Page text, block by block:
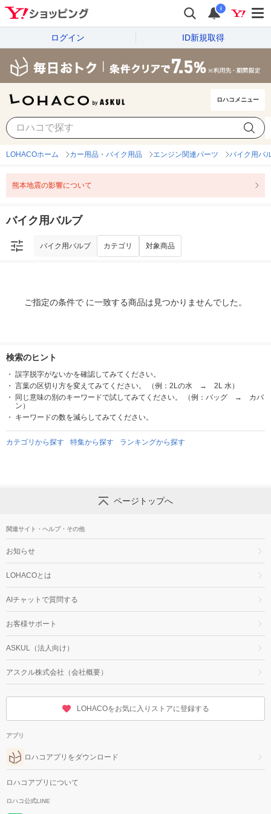
i
ログイン ID新規取得
ロハコメニュー
バイク用バルブ
LOHACOホーム カー用品・バイク用品 エンジン関連パーツ バイク用バ
熊本地震の影響について
バイク用バルブ
バイク用バルブ カテゴリ 対象商品
ご指定の条件で に一致する商品は見つかりませんでした。
検索のヒント
誤字脱字がないかを確認してみてください。
言葉の区切り方を変えてみてください。 （例：2Lの水 → 2L 水）
同じ意味の別のキーワードで試してみてください。 （例：バッグ → カバ
ン）
キーワードの数を減らしてみてください。
カテゴリから探す 特集から探す ランキングから探す
ページトップへ
関連サイト・ヘルプ・その他
お知らせ
LOHACOとは
AIチャットで質問する
お客様サポート
ASKUL（法人向け）
アスクル株式会社（会社概要）
LOHACOをお気に入りストアに登録する
アプリ
ロハコアプリをダウンロード
ロハコアプリについて
ロハコ公式LINE